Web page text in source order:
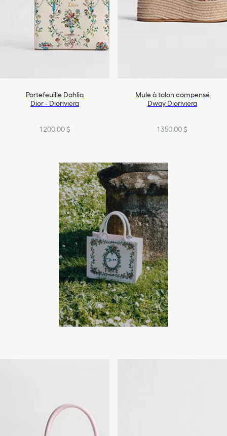
Portefeuille Dahlia
Dior - Dioriviera
1 200,00 $
Mule à talon compensé
Dway Dioriviera
1 350,00 $